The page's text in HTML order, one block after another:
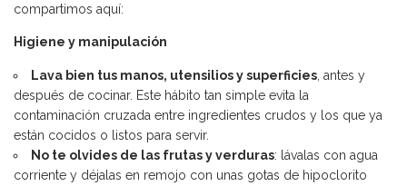
compartimos aquí:
Higiene y manipulación
Lava bien tus manos, utensilios y superficies , antes y
después de cocinar. Este hábito tan simple evita la
contaminación cruzada entre ingredientes crudos y los que ya
están cocidos o listos para servir.
No te olvides de las frutas y verduras: lávalas con agua
corriente y déjalas en remojo con unas gotas de hipoclorito